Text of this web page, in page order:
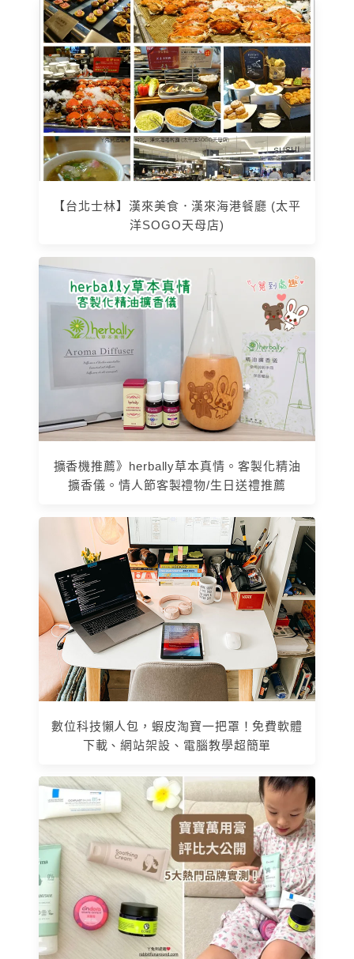
【台北士林】漢來美食．漢來海港餐廳 (太平
洋SOGO天母店)
擴香機推薦》herbally草本真情。客製化精油
擴香儀。情人節客製禮物/生日送禮推薦
數位科技懶人包，蝦皮淘寶一把罩！免費軟體
下載、網站架設、電腦教學超簡單